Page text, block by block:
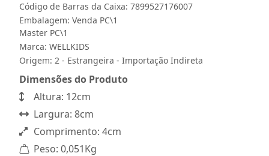
Código de Barras da Caixa: 7899527176007
Embalagem: Venda PC\1
Master PC\1
Marca: WELLKIDS
Origem: 2 - Estrangeira - Importação Indireta
Dimensões do Produto
Altura: 12cm
Largura: 8cm
Comprimento: 4cm
Peso: 0,051Kg